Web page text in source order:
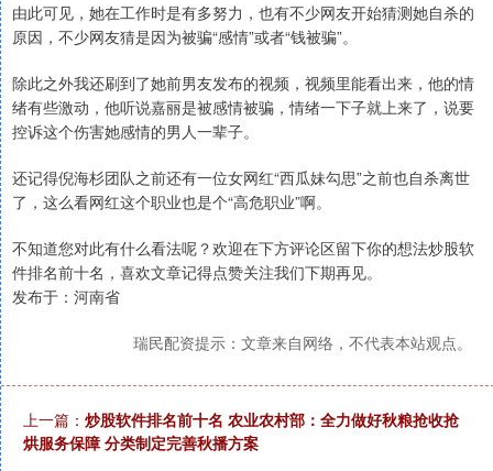
由此可见，她在工作时是有多努力，也有不少网友开始猜测她自杀的
原因，不少网友猜是因为被骗“感情”或者“钱被骗”。
除此之外我还刷到了她前男友发布的视频，视频里能看出来，他的情
绪有些激动，他听说嘉丽是被感情被骗，情绪一下子就上来了，说要
控诉这个伤害她感情的男人一辈子。
还记得倪海杉团队之前还有一位女网红“西瓜妹勾思”之前也自杀离世
了，这么看网红这个职业也是个“高危职业”啊。
不知道您对此有什么看法呢？欢迎在下方评论区留下你的想法炒股软
件排名前十名，喜欢文章记得点赞关注我们下期再见。
发布于：河南省
瑞民配资提示：文章来自网络，不代表本站观点。
上一篇： 炒股软件排名前十名 农业农村部：全力做好秋粮抢收抢
烘服务保障 分类制定完善秋播方案